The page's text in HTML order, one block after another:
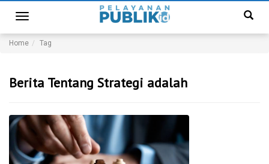
Toggle
navigation
Home Tag
Berita Tentang Strategi adalah